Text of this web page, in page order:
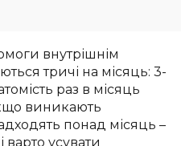
внутрішнім
тричі на місяць: 3-
раз в місяць
виникають
понад місяць –
варто усувати